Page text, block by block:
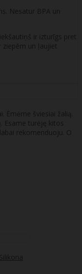
Nesatur BPA un
ir izturīgs pret
ziepēm un ļaujiet
Ėmėme šviesiai žalią.
Esame turėję kitos
rekomenduoju. O
Silikona